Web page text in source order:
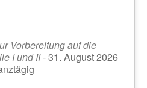
Vorbereitung auf die
I und II- 31. August 2026